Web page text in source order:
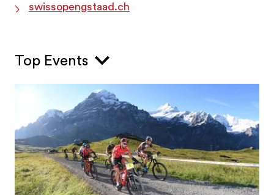
swissopengstaad.ch
Top Events